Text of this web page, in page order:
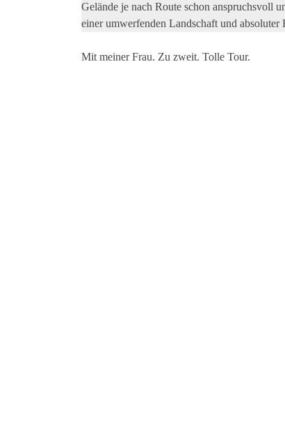
Gelände je nach Route schon anspruchsvoll
einer umwerfenden Landschaft und absoluter
Mit meiner Frau. Zu zweit. Tolle Tour.